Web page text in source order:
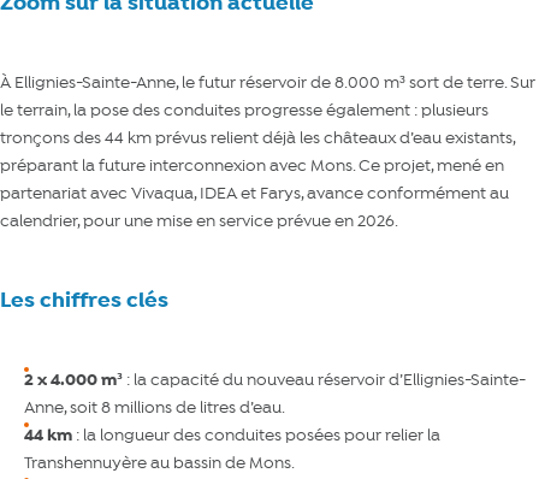
À Ellignies-Sainte-Anne, le futur réservoir de 8.000 m³ sort de terre. Sur
le terrain, la pose des conduites progresse également : plusieurs
tronçons des 44 km prévus relient déjà les châteaux d’eau existants,
préparant la future interconnexion avec Mons. Ce projet, mené en
partenariat avec Vivaqua, IDEA et Farys, avance conformément au
calendrier, pour une mise en service prévue en 2026.
Les chiffres clés
2 x 4.000 m³ : la capacité du nouveau réservoir d’Ellignies-Sainte-
Anne, soit 8 millions de litres d’eau.
44 km : la longueur des conduites posées pour relier la
Transhennuyère au bassin de Mons.